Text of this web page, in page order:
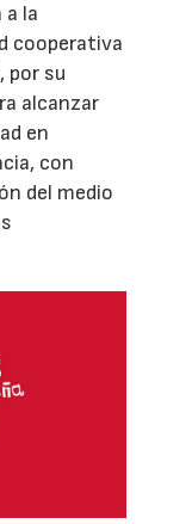
a la
cooperativa
por su
alcanzar
en
con
del medio